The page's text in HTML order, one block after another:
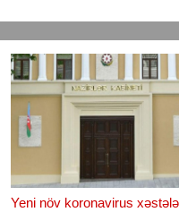
Yeni növ koronavirus